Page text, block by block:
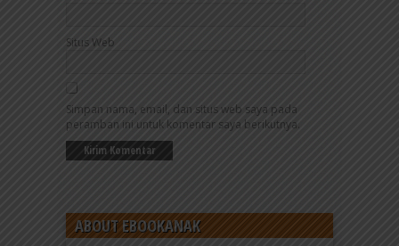
Situs Web
Simpan nama, email, dan situs web saya pada
peramban ini untuk komentar saya berikutnya.
ABOUT EBOOKANAK